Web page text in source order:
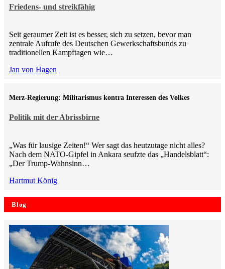
Friedens- und streikfähig
Seit geraumer Zeit ist es besser, sich zu setzen, bevor man
zentrale Aufrufe des Deutschen Gewerkschaftsbunds zu
traditionellen Kampftagen wie…
Jan von Hagen
Politik mit der Abrissbirne
Merz-Regierung: Militarismus kontra Inte­ressen des Volkes
„Was für lausige Zeiten!“ Wer sagt das heutzutage nicht alles?
Nach dem NATO-Gipfel in Ankara seufzte das „Handelsblatt“:
„Der Trump-Wahnsinn…
Hartmut König
Blog